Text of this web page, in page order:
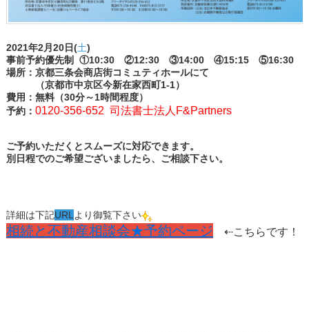
2021年2月20日(土)
事前予約優先制
①10:30 ②12:30 ③14:00 ④15:15 ⑤16:30
場所：京都三条会商店街コミュティホールにて
（京都市中京区今新在家西町1-1）
費用：無料（30分～1時間程度）
予約： 0120-356-652 司法書士法人F&Partners
ご予約いただくとスムーズに対応できます。
別日程でのご希望ございましたら、ご相談下さい。
詳細は下記URL より御覧下さい
相続と不動産相談会★予約ページ ⇠こちらです！